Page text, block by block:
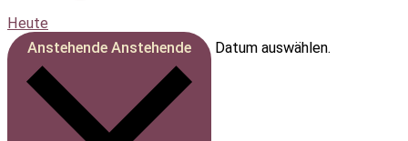
Heute
Anstehende Anstehende Datum auswählen.